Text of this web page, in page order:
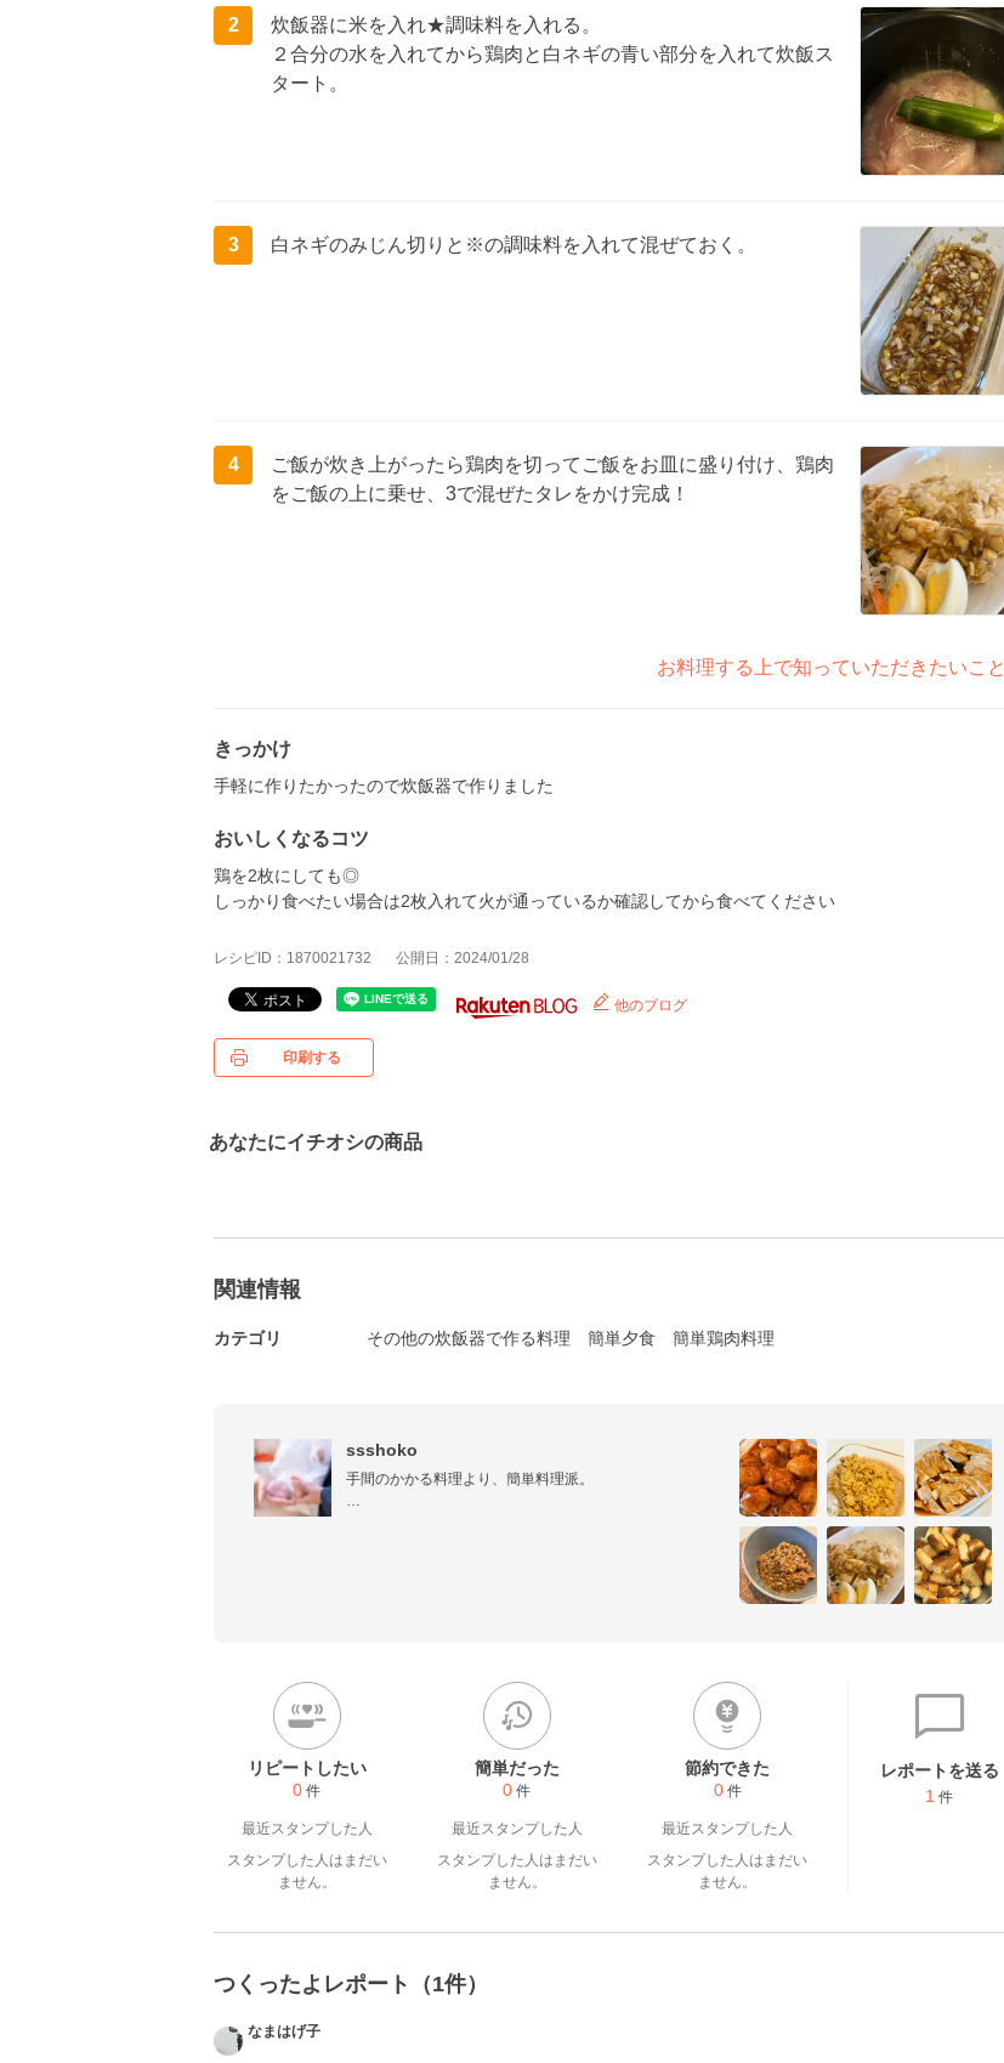
2
炊飯器に米を入れ★調味料を入れる。
２合分の水を入れてから鶏肉と白ネギの青い部分を入れて炊飯ス
タート。
3 白ネギのみじん切りと※の調味料を入れて混ぜておく。
4
ご飯が炊き上がったら鶏肉を切ってご飯をお皿に盛り付け、鶏肉
をご飯の上に乗せ、3で混ぜたタレをかけ完成！
お料理する上で知っていただきたいこと
きっかけ
手軽に作りたかったので炊飯器で作りました
おいしくなるコツ
鶏を2枚にしても◎
しっかり食べたい場合は2枚入れて火が通っているか確認してから食べてください
レシピID：1870021732 公開日：2024/01/28
他のブログ
印刷する
あなたにイチオシの商品
関連情報
カテゴリ その他の炊飯器で作る料理 簡単夕食 簡単鶏肉料理
ssshoko
手間のかかる料理より、簡単料理派。
リピートしたい
0 件
最近スタンプした人
スタンプした人はまだい
ません。
簡単だった
0 件
最近スタンプした人
スタンプした人はまだい
ません。
節約できた
0 件
最近スタンプした人
スタンプした人はまだい
ません。
レポートを送る
1 件
つくったよレポート（1件）
なまはげ子